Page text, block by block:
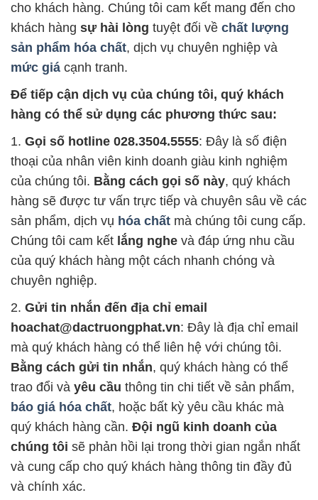
cho khách hàng. Chúng tôi cam kết mang đến cho
khách hàng sự hài lòng tuyệt đối về chất lượng
sản phẩm hóa chất, dịch vụ chuyên nghiệp và
mức giá cạnh tranh.
Để tiếp cận dịch vụ của chúng tôi, quý khách
hàng có thể sử dụng các phương thức sau:
1. Gọi số hotline 028.3504.5555: Đây là số điện
thoại của nhân viên kinh doanh giàu kinh nghiệm
của chúng tôi. Bằng cách gọi số này, quý khách
hàng sẽ được tư vấn trực tiếp và chuyên sâu về các
sản phẩm, dịch vụ hóa chất mà chúng tôi cung cấp.
Chúng tôi cam kết lắng nghe và đáp ứng nhu cầu
của quý khách hàng một cách nhanh chóng và
chuyên nghiệp.
2. Gửi tin nhắn đến địa chỉ email
hoachat@dactruongphat.vn: Đây là địa chỉ email
mà quý khách hàng có thể liên hệ với chúng tôi.
Bằng cách gửi tin nhắn, quý khách hàng có thể
trao đổi và yêu cầu thông tin chi tiết về sản phẩm,
báo giá hóa chất, hoặc bất kỳ yêu cầu khác mà
quý khách hàng cần. Đội ngũ kinh doanh của
chúng tôi sẽ phản hồi lại trong thời gian ngắn nhất
và cung cấp cho quý khách hàng thông tin đầy đủ
và chính xác.